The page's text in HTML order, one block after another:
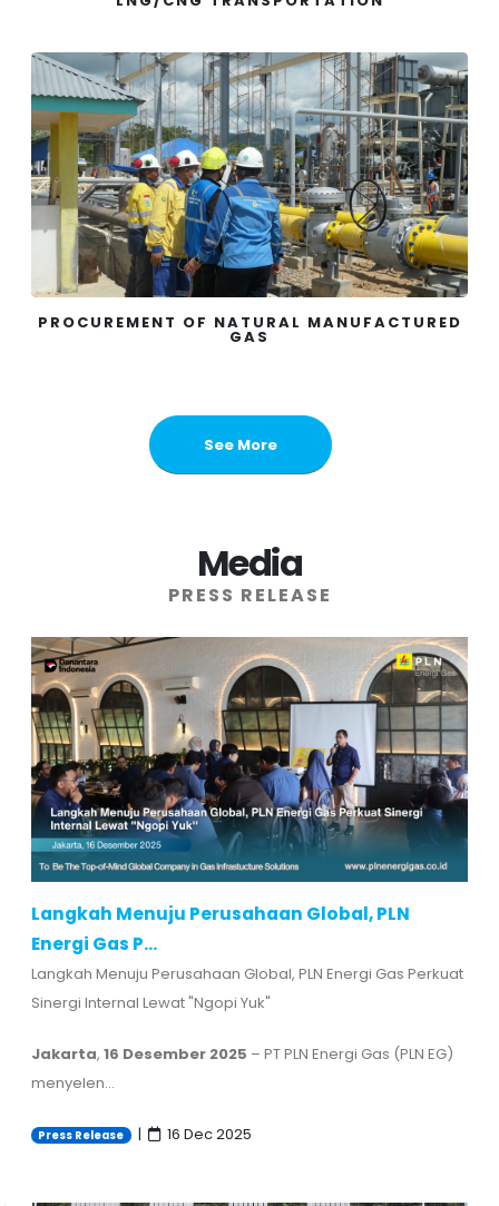
PROCUREMENT OF NATURAL MANUFACTURED
GAS
See More
Media
PRESS RELEASE
Langkah Menuju Perusahaan Global, PLN
Energi Gas P...
Langkah Menuju Perusahaan Global, PLN Energi Gas Perkuat
Sinergi Internal Lewat "Ngopi Yuk"
Jakarta, 16 Desember 2025 – PT PLN Energi Gas (PLN EG)
menyelen...
Press Release | 16 Dec 2025